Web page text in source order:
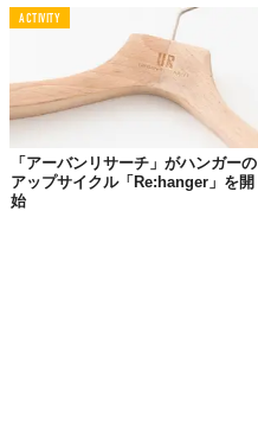
ACTIVITY
「アーバンリサーチ」がハンガーの
アップサイクル「Re:hanger」を開
始